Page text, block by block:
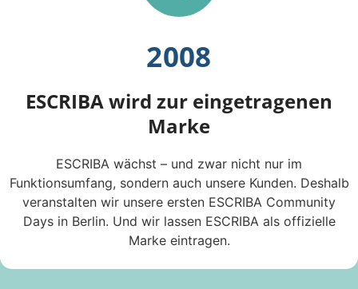
2008
ESCRIBA wird zur eingetragenen
Marke
ESCRIBA wächst – und zwar nicht nur im
Funktionsumfang, sondern auch unsere Kunden. Deshalb
veranstalten wir unsere ersten ESCRIBA Community
Days in Berlin. Und wir lassen ESCRIBA als offizielle
Marke eintragen.